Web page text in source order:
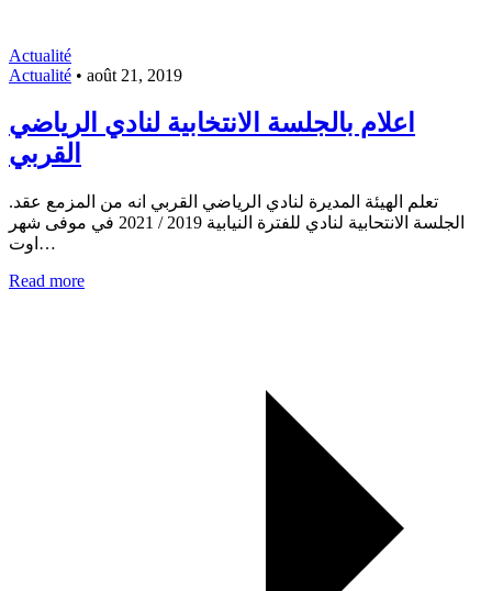
Actualité
Actualité • août 21, 2019
اعلام بالجلسة الانتخابية لنادي الرياضي
القربي
.تعلم الهيئة المديرة لنادي الرياضي القربي انه من المزمع عقد
الجلسة الانتحابية لنادي للفترة النيابية 2019 / 2021 في موفى شهر
اوت…
Read more